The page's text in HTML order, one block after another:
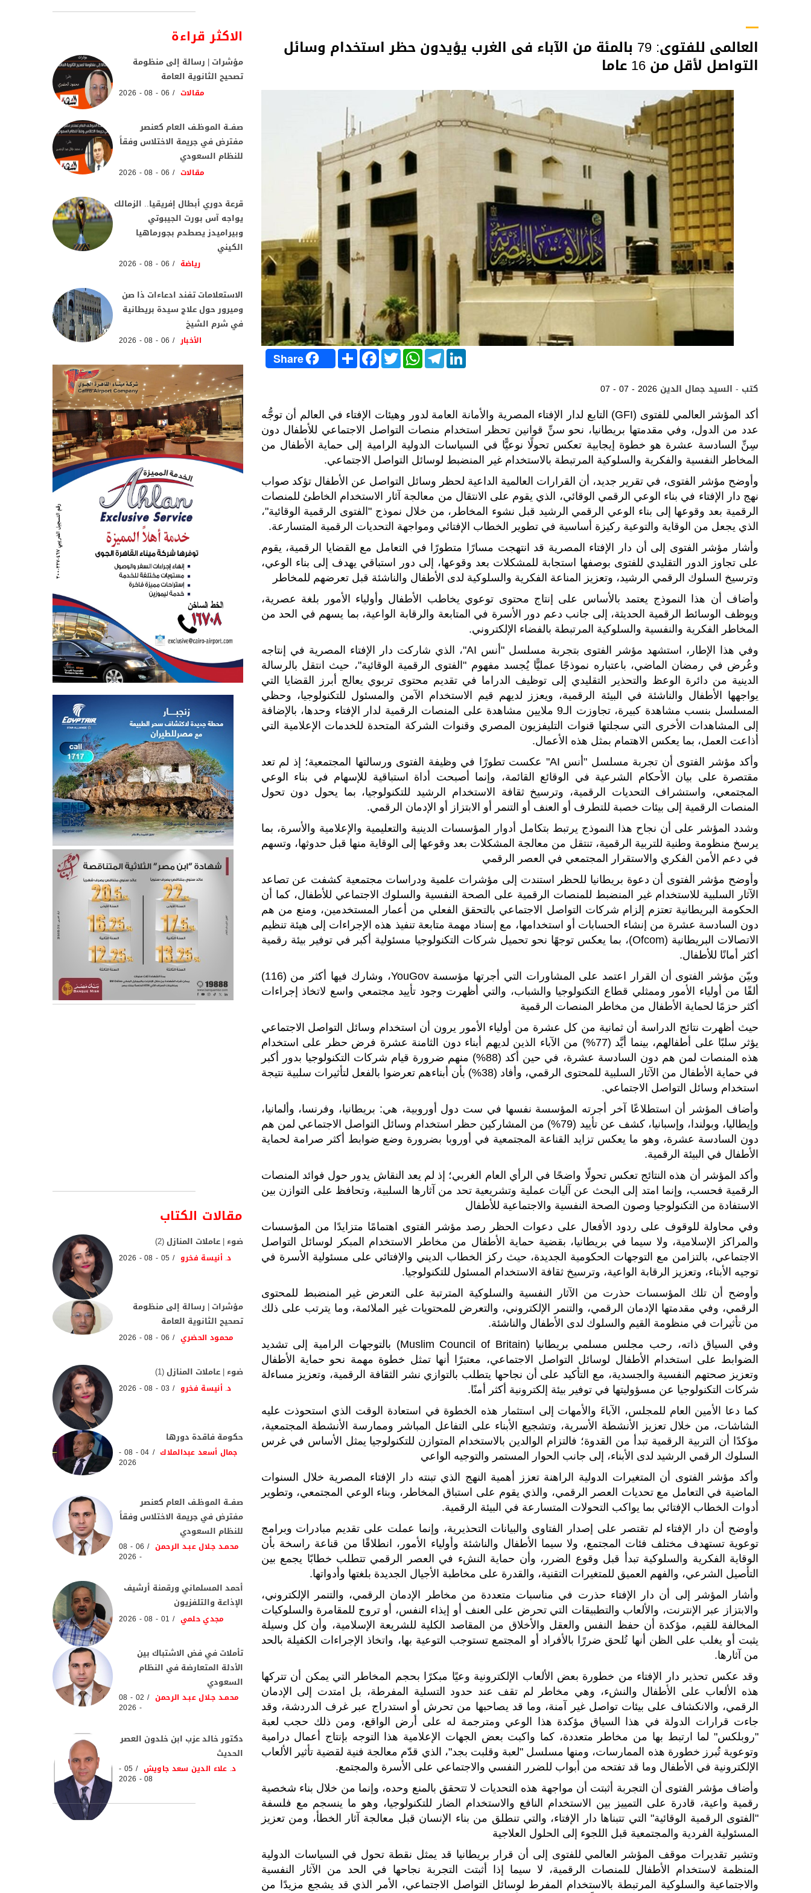
العالمى للفتوى: 79 بالمئة من الآباء فى الغرب يؤيدون حظر استخدام وسائل
التواصل لأقل من 16 عاما
Share S
h
a
F
a
c
o
k
T
w
i
r
W
h
a
p
p
T
e
l
a
m
L
i
n
I
n
07 - 07 - 2026 كتب - السيد جمال الدين
أكد المؤشر العالمي للفتوى (GFI) التابع لدار الإفتاء المصرية والأمانة العامة لدور وهيئات الإفتاء في العالم أن توجُّه
عدد من الدول، وفي مقدمتها بريطانيا، نحو سنِّ قوانين تحظر استخدام منصات التواصل الاجتماعي للأطفال دون
سِنِّ السادسة عشرة هو خطوة إيجابية تعكس تحولًا نوعيًّا في السياسات الدولية الرامية إلى حماية الأطفال من
المخاطر النفسية والفكرية والسلوكية المرتبطة بالاستخدام غير المنضبط لوسائل التواصل الاجتماعي.
وأوضح مؤشر الفتوى، في تقرير جديد، أن القرارات العالمية الداعية لحظر وسائل التواصل عن الأطفال تؤكد صواب
نهج دار الإفتاء في بناء الوعي الرقمي الوقائي، الذي يقوم على الانتقال من معالجة آثار الاستخدام الخاطئ للمنصات
الرقمية بعد وقوعها إلى بناء الوعي الرقمي الرشيد قبل نشوء المخاطر، من خلال نموذج "الفتوى الرقمية الوقائية"،
الذي يجعل من الوقاية والتوعية ركيزة أساسية في تطوير الخطاب الإفتائي ومواجهة التحديات الرقمية المتسارعة.
وأشار مؤشر الفتوى إلى أن دار الإفتاء المصرية قد انتهجت مسارًا متطورًا في التعامل مع القضايا الرقمية، يقوم
على تجاوز الدور التقليدي للفتوى بوصفها استجابة للمشكلات بعد وقوعها، إلى دور استباقي يهدف إلى بناء الوعي،
وترسيخ السلوك الرقمي الرشيد، وتعزيز المناعة الفكرية والسلوكية لدى الأطفال والناشئة قبل تعرضهم للمخاطر
وأضاف أن هذا النموذج يعتمد بالأساس على إنتاج محتوى توعوي يخاطب الأطفال وأولياء الأمور بلغة عصرية،
ويوظف الوسائط الرقمية الحديثة، إلى جانب دعم دور الأسرة في المتابعة والرقابة الواعية، بما يسهم في الحد من
المخاطر الفكرية والنفسية والسلوكية المرتبطة بالفضاء الإلكتروني.
وفي هذا الإطار، استشهد مؤشر الفتوى بتجربة مسلسل "أنس AI"، الذي شاركت دار الإفتاء المصرية في إنتاجه
وعُرض في رمضان الماضي، باعتباره نموذجًا عمليًّا يُجسد مفهوم "الفتوى الرقمية الوقائية"، حيث انتقل بالرسالة
الدينية من دائرة الوعظ والتحذير التقليدي إلى توظيف الدراما في تقديم محتوى تربوي يعالج أبرز القضايا التي
يواجهها الأطفال والناشئة في البيئة الرقمية، ويعزز لديهم قيم الاستخدام الآمن والمسئول للتكنولوجيا، وحظي
المسلسل بنسب مشاهدة كبيرة، تجاوزت الـ9 ملايين مشاهدة على المنصات الرقمية لدار الإفتاء وحدها، بالإضافة
إلى المشاهدات الأخرى التي سجلتها قنوات التليفزيون المصري وقنوات الشركة المتحدة للخدمات الإعلامية التي
أذاعت العمل، بما يعكس الاهتمام بمثل هذه الأعمال.
وأكد مؤشر الفتوى أن تجربة مسلسل "أنس AI" عكست تطورًا في وظيفة الفتوى ورسالتها المجتمعية؛ إذ لم تعد
مقتصرة على بيان الأحكام الشرعية في الوقائع القائمة، وإنما أصبحت أداة استباقية للإسهام في بناء الوعي
المجتمعي، واستشراف التحديات الرقمية، وترسيخ ثقافة الاستخدام الرشيد للتكنولوجيا، بما يحول دون تحول
المنصات الرقمية إلى بيئات خصبة للتطرف أو العنف أو التنمر أو الابتزاز أو الإدمان الرقمي.
وشدد المؤشر على أن نجاح هذا النموذج يرتبط بتكامل أدوار المؤسسات الدينية والتعليمية والإعلامية والأسرة، بما
يرسخ منظومة وطنية للتربية الرقمية، تنتقل من معالجة المشكلات بعد وقوعها إلى الوقاية منها قبل حدوثها، وتسهم
في دعم الأمن الفكري والاستقرار المجتمعي في العصر الرقمي
وأوضح مؤشر الفتوى أن دعوة بريطانيا للحظر استندت إلى مؤشرات علمية ودراسات مجتمعية كشفت عن تصاعد
الآثار السلبية للاستخدام غير المنضبط للمنصات الرقمية على الصحة النفسية والسلوك الاجتماعي للأطفال، كما أن
الحكومة البريطانية تعتزم إلزام شركات التواصل الاجتماعي بالتحقق الفعلي من أعمار المستخدمين، ومنع من هم
دون السادسة عشرة من إنشاء الحسابات أو استخدامها، مع إسناد مهمة متابعة تنفيذ هذه الإجراءات إلى هيئة تنظيم
الاتصالات البريطانية (Ofcom)، بما يعكس توجهًا نحو تحميل شركات التكنولوجيا مسئولية أكبر في توفير بيئة رقمية
أكثر أمانًا للأطفال.
وبيّن مؤشر الفتوى أن القرار اعتمد على المشاورات التي أجرتها مؤسسة YouGov، وشارك فيها أكثر من (116)
ألفًا من أولياء الأمور وممثلي قطاع التكنولوجيا والشباب، والتي أظهرت وجود تأييد مجتمعي واسع لاتخاذ إجراءات
أكثر حزمًا لحماية الأطفال من مخاطر المنصات الرقمية
حيث أظهرت نتائج الدراسة أن ثمانية من كل عشرة من أولياء الأمور يرون أن استخدام وسائل التواصل الاجتماعي
يؤثر سلبًا على أطفالهم، بينما أيَّد (77%) من الآباء الذين لديهم أبناء دون الثامنة عشرة فرض حظر على استخدام
هذه المنصات لمن هم دون السادسة عشرة، في حين أكد (88%) منهم ضرورة قيام شركات التكنولوجيا بدور أكبر
في حماية الأطفال من الآثار السلبية للمحتوى الرقمي، وأفاد (38%) بأن أبناءهم تعرضوا بالفعل لتأثيرات سلبية نتيجة
استخدام وسائل التواصل الاجتماعي.
وأضاف المؤشر أن استطلاعًا آخر أجرته المؤسسة نفسها في ست دول أوروبية، هي: بريطانيا، وفرنسا، وألمانيا،
وإيطاليا، وبولندا، وإسبانيا، كشف عن تأييد (79%) من المشاركين حظر استخدام وسائل التواصل الاجتماعي لمن هم
دون السادسة عشرة، وهو ما يعكس تزايد القناعة المجتمعية في أوروبا بضرورة وضع ضوابط أكثر صرامة لحماية
الأطفال في البيئة الرقمية.
وأكد المؤشر أن هذه النتائج تعكس تحولًا واضحًا في الرأي العام الغربي؛ إذ لم يعد النقاش يدور حول فوائد المنصات
الرقمية فحسب، وإنما امتد إلى البحث عن آليات عملية وتشريعية تحد من آثارها السلبية، وتحافظ على التوازن بين
الاستفادة من التكنولوجيا وصون الصحة النفسية والاجتماعية للأطفال
وفي محاولة للوقوف على ردود الأفعال على دعوات الحظر رصد مؤشر الفتوى اهتمامًا متزايدًا من المؤسسات
والمراكز الإسلامية، ولا سيما في بريطانيا، بقضية حماية الأطفال من مخاطر الاستخدام المبكر لوسائل التواصل
الاجتماعي، بالتزامن مع التوجهات الحكومية الجديدة، حيث ركز الخطاب الديني والإفتائي على مسئولية الأسرة في
توجيه الأبناء، وتعزيز الرقابة الواعية، وترسيخ ثقافة الاستخدام المسئول للتكنولوجيا.
وأوضح أن تلك المؤسسات حذرت من الآثار النفسية والسلوكية المترتبة على التعرض غير المنضبط للمحتوى
الرقمي، وفي مقدمتها الإدمان الرقمي، والتنمر الإلكتروني، والتعرض للمحتويات غير الملائمة، وما يترتب على ذلك
من تأثيرات في منظومة القيم والسلوك لدى الأطفال والناشئة.
وفي السياق ذاته، رحب مجلس مسلمي بريطانيا (Muslim Council of Britain) بالتوجهات الرامية إلى تشديد
الضوابط على استخدام الأطفال لوسائل التواصل الاجتماعي، معتبرًا أنها تمثل خطوة مهمة نحو حماية الأطفال
وتعزيز صحتهم النفسية والجسدية، مع التأكيد على أن نجاحها يتطلب بالتوازي نشر الثقافة الرقمية، وتعزيز مساءلة
شركات التكنولوجيا عن مسؤوليتها في توفير بيئة إلكترونية أكثر أمنًا.
كما دعا الأمين العام للمجلس، الآباءَ والأمهات إلى استثمار هذه الخطوة في استعادة الوقت الذي استحوذت عليه
الشاشات، من خلال تعزيز الأنشطة الأسرية، وتشجيع الأبناء على التفاعل المباشر وممارسة الأنشطة المجتمعية،
مؤكدًا أن التربية الرقمية تبدأ من القدوة؛ فالتزام الوالدين بالاستخدام المتوازن للتكنولوجيا يمثل الأساس في غرس
السلوك الرقمي الرشيد لدى الأبناء، إلى جانب الحوار المستمر والتوجيه الواعي
وأكد مؤشر الفتوى أن المتغيرات الدولية الراهنة تعزز أهمية النهج الذي تبنته دار الإفتاء المصرية خلال السنوات
الماضية في التعامل مع تحديات العصر الرقمي، والذي يقوم على استباق المخاطر، وبناء الوعي المجتمعي، وتطوير
أدوات الخطاب الإفتائي بما يواكب التحولات المتسارعة في البيئة الرقمية.
وأوضح أن دار الإفتاء لم تقتصر على إصدار الفتاوى والبيانات التحذيرية، وإنما عملت على تقديم مبادرات وبرامج
توعوية تستهدف مختلف فئات المجتمع، ولا سيما الأطفال والناشئة وأولياء الأمور، انطلاقًا من قناعة راسخة بأن
الوقاية الفكرية والسلوكية تبدأ قبل وقوع الضرر، وأن حماية النشء في العصر الرقمي تتطلب خطابًا يجمع بين
التأصيل الشرعي، والفهم العميق للمتغيرات التقنية، والقدرة على مخاطبة الأجيال الجديدة بلغتها وأدواتها.
وأشار المؤشر إلى أن دار الإفتاء حذرت في مناسبات متعددة من مخاطر الإدمان الرقمي، والتنمر الإلكتروني،
والابتزاز عبر الإنترنت، والألعاب والتطبيقات التي تحرض على العنف أو إيذاء النفس، أو تروج للمقامرة والسلوكيات
المخالفة للقيم، مؤكدة أن حفظ النفس والعقل والأخلاق من المقاصد الكلية للشريعة الإسلامية، وأن كل وسيلة
يثبت أو يغلب على الظن أنها تُلحق ضررًا بالأفراد أو المجتمع تستوجب التوعية بها، واتخاذ الإجراءات الكفيلة بالحد
من آثارها.
وقد عكس تحذير دار الإفتاء من خطورة بعض الألعاب الإلكترونية وعيًا مبكرًا بحجم المخاطر التي يمكن أن تتركها
هذه الألعاب على الأطفال والنشء، وهي مخاطر لم تقف عند حدود التسلية المفرطة، بل امتدت إلى الإدمان
الرقمي، والانكشاف على بيئات تواصل غير آمنة، وما قد يصاحبها من تحرش أو استدراج عبر غرف الدردشة، وقد
جاءت قرارات الدولة في هذا السياق مؤكدة هذا الوعي ومترجمة له على أرض الواقع، ومن ذلك حجب لعبة
"روبلكس" لما ارتبط بها من مخاطر متعددة، كما واكبت بعض الجهات الإعلامية هذا التوجه بإنتاج أعمال درامية
وتوعوية تُبرز خطورة هذه الممارسات، ومنها مسلسل "لعبة وقلبت بجد"، الذي قدّم معالجة فنية لقضية تأثير الألعاب
الإلكترونية في الأطفال وما قد تفتحه من أبواب للضرر النفسي والاجتماعي على الأسرة والمجتمع.
وأضاف مؤشر الفتوى أن التجربة أثبتت أن مواجهة هذه التحديات لا تتحقق بالمنع وحده، وإنما من خلال بناء شخصية
رقمية واعية، قادرة على التمييز بين الاستخدام النافع والاستخدام الضار للتكنولوجيا، وهو ما ينسجم مع فلسفة
"الفتوى الرقمية الوقائية" التي تتبناها دار الإفتاء، والتي تنطلق من بناء الإنسان قبل معالجة آثار الخطأ، ومن تعزيز
المسئولية الفردية والمجتمعية قبل اللجوء إلى الحلول العلاجية
وتشير تقديرات موقف المؤشر العالمي للفتوى إلى أن قرار بريطانيا قد يمثل نقطة تحول في السياسات الدولية
المنظمة لاستخدام الأطفال للمنصات الرقمية، لا سيما إذا أثبتت التجربة نجاحها في الحد من الآثار النفسية
والاجتماعية والسلوكية المرتبطة بالاستخدام المفرط لوسائل التواصل الاجتماعي، الأمر الذي قد يشجع مزيدًا من
الاكثر قراءة
مؤشرات | رسالة إلى منظومة
تصحيح الثانوية العامة
مقالات 06 - 08 - 2026
صفــة الموظـف العام كعنصر
مفترض في جريمة الاختلاس وفقاً
للنظام السعودي
مقالات 06 - 08 - 2026
قرعة دوري أبطال إفريقيا.. الزمالك
يواجه آس بورت الجيبوتي
وبيراميدز يصطدم بجورماهيا
الكيني
رياضة 06 - 08 - 2026
الاستعلامات تفند ادعاءات ذا صن
وميرور حول علاج سيدة بريطانية
في شرم الشيخ
الأخبار 06 - 08 - 2026
مقالات الكتاب
ضوء | عاملات المنازل (2)
د. أنيسة فخرو 05 - 08 - 2026
مؤشرات | رسالة إلى منظومة
تصحيح الثانوية العامة
محمود الحضري 06 - 08 - 2026
ضوء | عاملات المنازل (1)
د. أنيسة فخرو 03 - 08 - 2026
حكومة فاقدة دورها
جمال أسعد عبدالملاك 04 - 08 -
2026
صفــة الموظـف العام كعنصر
مفترض في جريمة الاختلاس وفقاً
للنظام السعودي
محمـد جـلال عبـد الرحمن 06 - 08
- 2026
أحمد المسلماني ورقمنة أرشيف
الإذاعة والتلفزيون
مجدي حلمي 01 - 08 - 2026
تأملات في فض الاشتباك بين
الأدلة المتعارضة في النظام
السعودي
محمـد جـلال عبـد الرحمن 02 - 08
- 2026
دكتور خالد عزب ابن خلدون العصر
الحديث
د. علاء الدين سعد جاويش 05 -
08 - 2026